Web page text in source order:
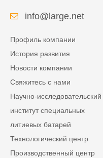
info@large.net
Профиль компании
История развития
Новости компании
Свяжитесь с нами
Научно-исследовательский
институт специальных
литиевых батарей
Технологический центр
Производственный центр